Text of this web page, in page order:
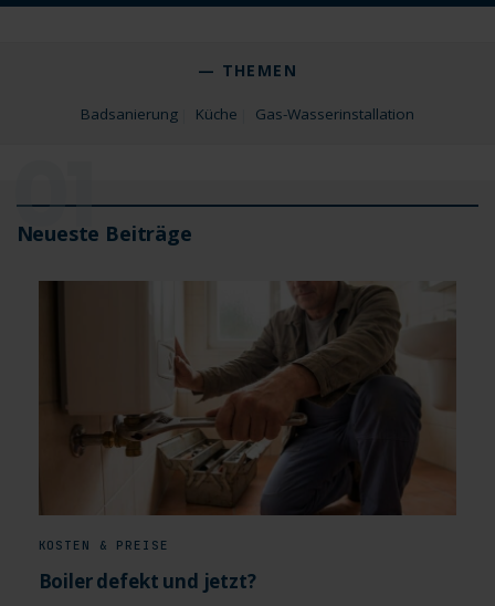
— THEMEN
Badsanierung Küche Gas-Wasserinstallation
01
Neueste Beiträge
KOSTEN & PREISE
Boiler defekt und jetzt?